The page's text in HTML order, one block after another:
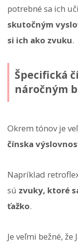
potrebné sa ich
skutočným
si ich ako zvuku.
Špecifická
náročným
Okrem tónov je
čínska
Napríklad
sú zvuky, ktoré
ťažko.
Je veľmi bežné,